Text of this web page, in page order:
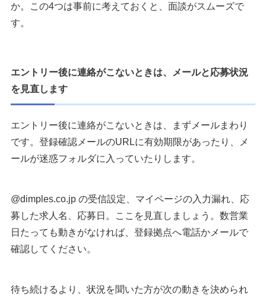
か。この4つは事前に考えておくと、面談がスムーズで
す。
エントリー後に連絡がこないときは、メールと応募状況
を見直します
エントリー後に連絡がこないときは、まずメールまわり
です。登録確認メールのURLに有効期限があったり、メ
ールが迷惑フォルダに入っていたりします。
@dimples.co.jp の受信設定、マイページの入力漏れ、応
募した求人名、応募日。ここを見直しましょう。数営業
日たっても動きがなければ、登録拠点へ電話かメールで
確認してください。
待ち続けるより、状況を聞いた方が次の動きを決められ